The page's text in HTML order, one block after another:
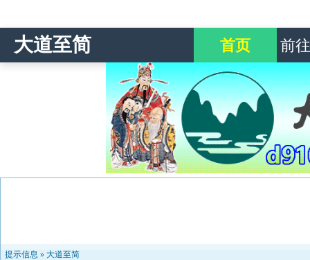
大道至简 首页 前
提示信息 » 大道至简